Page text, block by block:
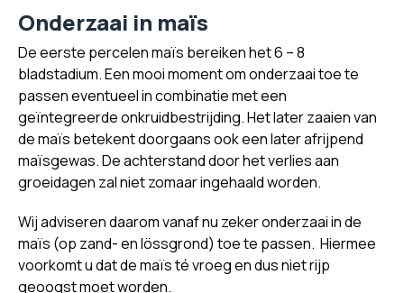
Onderzaai in maïs
De eerste percelen maïs bereiken het 6 – 8
bladstadium. Een mooi moment om onderzaai toe te
passen eventueel in combinatie met een
geïntegreerde onkruidbestrijding. Het later zaaien van
de maïs betekent doorgaans ook een later afrijpend
maïsgewas. De achterstand door het verlies aan
groeidagen zal niet zomaar ingehaald worden.
Wij adviseren daarom vanaf nu zeker onderzaai in de
maïs (op zand- en lössgrond) toe te passen. Hiermee
voorkomt u dat de maïs té vroeg en dus niet rijp
geoogst moet worden.